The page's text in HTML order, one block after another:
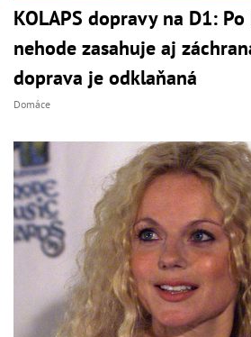
KOLAPS dopravy na D1:
nehode zasahuje aj
doprava je odklaňaná
Domáce